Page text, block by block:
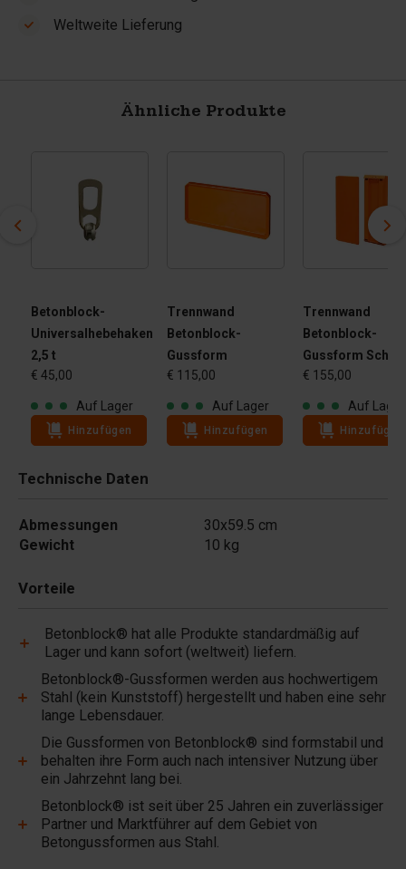
Weltweite Lieferung
Ähnliche Produkte
Betonblock-
Universalhebehaken
2,5 t
€ 45,00
Auf Lager
Hinzufügen
Trennwand
Betonblock-
Gussform
€ 115,00
Auf Lager
Hinzufügen
Trennwand
Betonblock-
Gussform
€ 155,00
Auf Lager
Hinzufügen
Technische Daten
Abmessungen
30x59.5 cm
Gewicht
10 kg
Vorteile
Betonblock® hat alle Produkte standardmäßig auf
Lager und kann sofort (weltweit) liefern.
Betonblock®-Gussformen werden aus hochwertigem
Stahl (kein Kunststoff) hergestellt und haben eine sehr
lange Lebensdauer.
Die Gussformen von Betonblock® sind formstabil und
behalten ihre Form auch nach intensiver Nutzung über
ein Jahrzehnt lang bei.
Betonblock® ist seit über 25 Jahren ein zuverlässiger
Partner und Marktführer auf dem Gebiet von
Betongussformen aus Stahl.